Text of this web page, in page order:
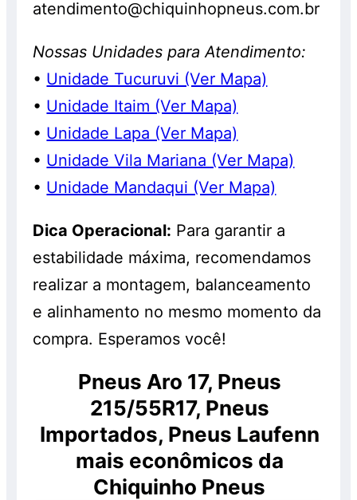
atendimento@chiquinhopneus.com.br
Nossas Unidades para Atendimento:
• Unidade Tucuruvi (Ver Mapa)
• Unidade Itaim (Ver Mapa)
• Unidade Lapa (Ver Mapa)
• Unidade Vila Mariana (Ver Mapa)
• Unidade Mandaqui (Ver Mapa)
Dica Operacional: Para garantir a
estabilidade máxima, recomendamos
realizar a montagem, balanceamento
e alinhamento no mesmo momento da
compra. Esperamos você!
Pneus Aro 17, Pneus
215/55R17, Pneus
Importados, Pneus Laufenn
mais econômicos da
Chiquinho Pneus